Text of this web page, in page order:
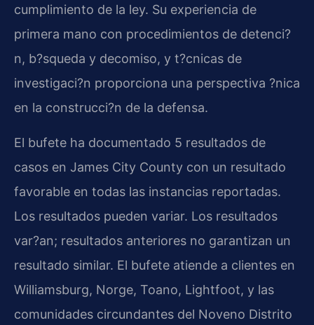
cumplimiento de la ley. Su experiencia de
primera mano con procedimientos de detenci?
n, b?squeda y decomiso, y t?cnicas de
investigaci?n proporciona una perspectiva ?nica
en la construcci?n de la defensa.
El bufete ha documentado 5 resultados de
casos en James City County con un resultado
favorable en todas las instancias reportadas.
Los resultados pueden variar. Los resultados
var?an; resultados anteriores no garantizan un
resultado similar. El bufete atiende a clientes en
Williamsburg, Norge, Toano, Lightfoot, y las
comunidades circundantes del Noveno Distrito